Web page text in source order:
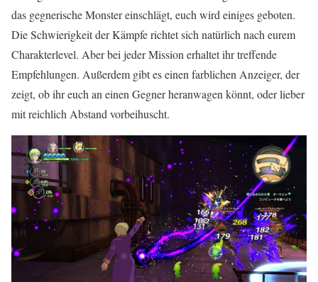
das gegnerische Monster einschlägt, euch wird einiges geboten.
Die Schwierigkeit der Kämpfe richtet sich natürlich nach eurem
Charakterlevel. Aber bei jeder Mission erhaltet ihr treffende
Empfehlungen. Außerdem gibt es einen farblichen Anzeiger, der
zeigt, ob ihr euch an einen Gegner heranwagen könnt, oder lieber
mit reichlich Abstand vorbeihuscht.